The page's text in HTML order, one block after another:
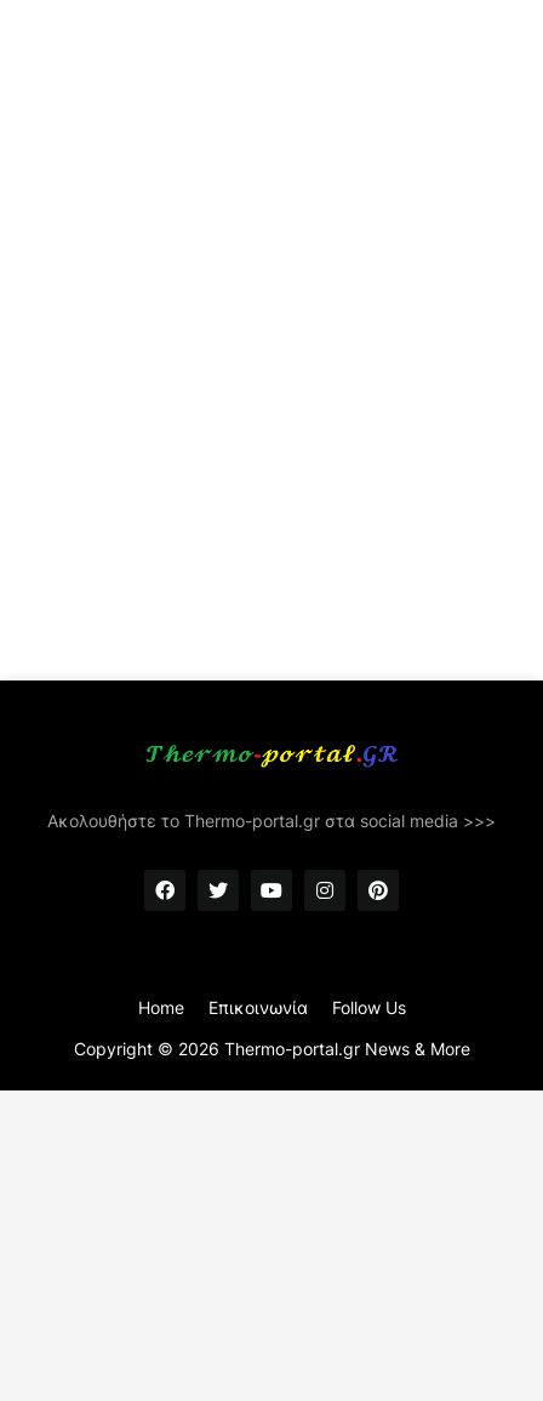
Ακολουθήστε το Thermo-portal.gr στα social media >>>
Copyright © 2026 Thermo-portal.gr News & More
Home Επικοινωνία Follow Us